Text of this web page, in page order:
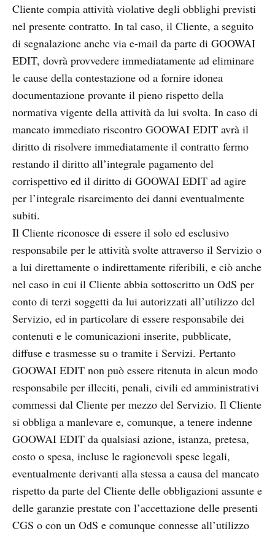
Cliente compia attività violative degli obblighi previsti
nel presente contratto. In tal caso, il Cliente, a seguito
di segnalazione anche via e-mail da parte di GOOWAI
EDIT, dovrà provvedere immediatamente ad eliminare
le cause della contestazione od a fornire idonea
documentazione provante il pieno rispetto della
normativa vigente della attività da lui svolta. In caso di
mancato immediato riscontro GOOWAI EDIT avrà il
diritto di risolvere immediatamente il contratto fermo
restando il diritto all’integrale pagamento del
corrispettivo ed il diritto di GOOWAI EDIT ad agire
per l’integrale risarcimento dei danni eventualmente
subiti.
Il Cliente riconosce di essere il solo ed esclusivo
responsabile per le attività svolte attraverso il Servizio o
a lui direttamente o indirettamente riferibili, e ciò anche
nel caso in cui il Cliente abbia sottoscritto un OdS per
conto di terzi soggetti da lui autorizzati all’utilizzo del
Servizio, ed in particolare di essere responsabile dei
contenuti e le comunicazioni inserite, pubblicate,
diffuse e trasmesse su o tramite i Servizi. Pertanto
GOOWAI EDIT non può essere ritenuta in alcun modo
responsabile per illeciti, penali, civili ed amministrativi
commessi dal Cliente per mezzo del Servizio. Il Cliente
si obbliga a manlevare e, comunque, a tenere indenne
GOOWAI EDIT da qualsiasi azione, istanza, pretesa,
costo o spesa, incluse le ragionevoli spese legali,
eventualmente derivanti alla stessa a causa del mancato
rispetto da parte del Cliente delle obbligazioni assunte e
delle garanzie prestate con l’accettazione delle presenti
CGS o con un OdS e comunque connesse all’utilizzo